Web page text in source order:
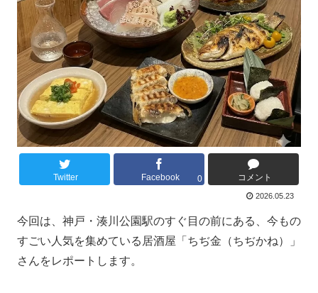
Twitter Facebook 0 コメント
2026.05.23
今回は、神戸・湊川公園駅のすぐ目の前にある、今もの
すごい人気を集めている居酒屋「ちぢ金（ちぢかね）」
さんをレポートします。